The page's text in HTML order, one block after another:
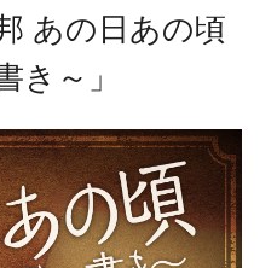
あの日あの頃
き～」